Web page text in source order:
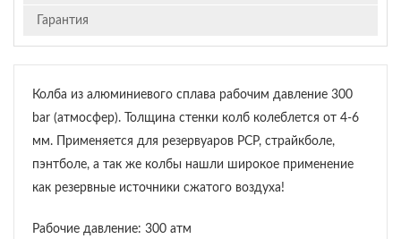
Гарантия
Колба из алюминиевого сплава рабочим давление 300
bar (атмосфер). Толщина стенки колб колеблется от 4-6
мм. Применяется для резервуаров PCP, страйкболе,
пэнтболе, а так же колбы нашли широкое применение
как резервные источники сжатого воздуха!
Рабочие давление: 300 атм